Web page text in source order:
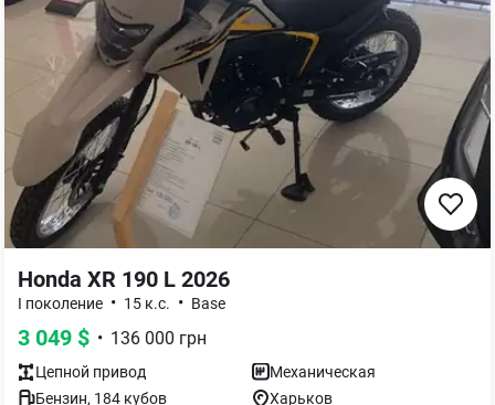
Honda XR 190 L 2026
I поколение • 15 к.с. • Base
3 049 $ • 136 000 грн
Цепной привод
Механическая
Бензин, 184 кубов Харьков